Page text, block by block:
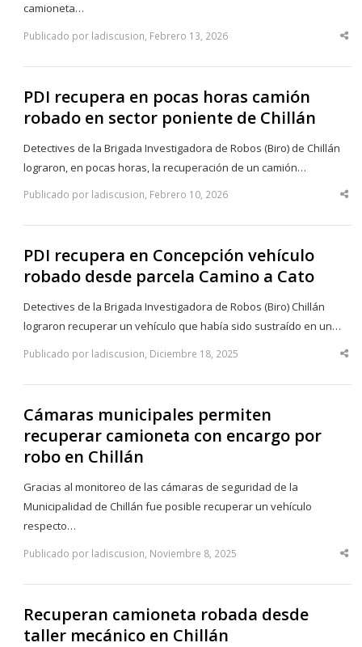
camioneta…
Publicado por ladiscusion, Febrero 13, 2026
PDI recupera en pocas horas camión
robado en sector poniente de Chillán
Detectives de la Brigada Investigadora de Robos (Biro) de Chillán
lograron, en pocas horas, la recuperación de un camión…
Publicado por ladiscusion, Febrero 10, 2026
PDI recupera en Concepción vehículo
robado desde parcela Camino a Cato
Detectives de la Brigada Investigadora de Robos (Biro) Chillán
lograron recuperar un vehículo que había sido sustraído en un…
Publicado por ladiscusion, Diciembre 18, 2025
Cámaras municipales permiten
recuperar camioneta con encargo por
robo en Chillán
Gracias al monitoreo de las cámaras de seguridad de la
Municipalidad de Chillán fue posible recuperar un vehículo
respecto…
Publicado por ladiscusion, Noviembre 8, 2025
Recuperan camioneta robada desde
taller mecánico en Chillán